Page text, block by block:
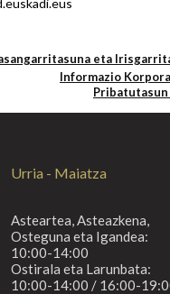
eta
Informazio
Urria - Maiatza
Asteartea, Asteazkena,
Osteguna eta Igandea:
10:00-14:00
Ostirala eta Larunbata:
10:00-14:00 / 16:00-